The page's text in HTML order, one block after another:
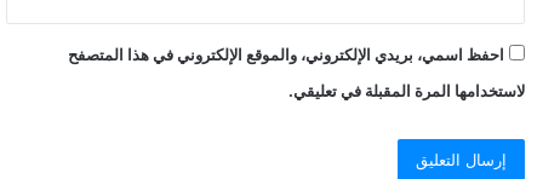
احفظ اسمي، بريدي الإلكتروني، والموقع الإلكتروني في هذا المتصفح
لاستخدامها المرة المقبلة في تعليقي.